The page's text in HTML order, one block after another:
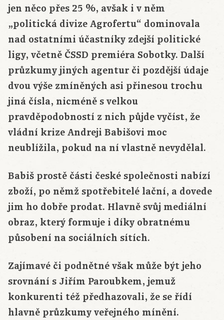
jen něco přes 25 %, avšak i v něm
„politická divize Agrofertu“ dominovala
nad ostatními účastníky zdejší politické
ligy, včetně ČSSD premiéra Sobotky. Další
průzkumy jiných agentur či pozdější údaje
dvou výše zmíněných asi přinesou trochu
jiná čísla, nicméně s velkou
pravděpodobností z nich půjde vyčíst, že
vládní krize Andreji Babišovi moc
neublížila, pokud na ní vlastně nevydělal.
Babiš prostě části české společnosti nabízí
zboží, po němž spotřebitelé lační, a dovede
jim ho dobře prodat. Hlavně svůj mediální
obraz, který formuje i díky obratnému
působení na sociálních sítích.
Zajímavé či podnětné však může být jeho
srovnání s Jiřím Paroubkem, jemuž
konkurenti též předhazovali, že se řídí
hlavně průzkumy veřejného mínění.